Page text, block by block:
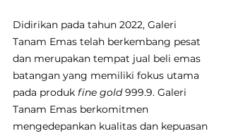
Didirikan pada tahun 2022, Galeri
Tanam Emas telah berkembang pesat
dan merupakan tempat jual beli emas
batangan yang memiliki fokus utama
pada produk fine gold 999.9. Galeri
Tanam Emas berkomitmen
mengedepankan kualitas dan kepuasan